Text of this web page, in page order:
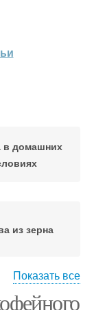
в домашних
из зерна
дерево
Показать все